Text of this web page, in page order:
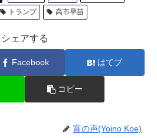
トランプ 高市早苗
シェアする
Facebook はてブ
コピー
宵の声(Yoino Koe)